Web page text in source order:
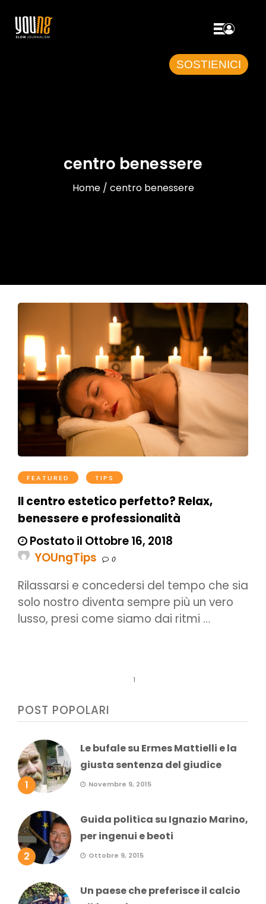
SOSTIENICI
centro benessere
Home / centro benessere
FEATURED TIPS
Il centro estetico perfetto? Relax,
benessere e professionalità
Postato il Ottobre 16, 2018
YOUngTips
0
Rilassarsi e concedersi del tempo che sia
solo nostro diventa sempre più un vero
lusso, presi come siamo dai ritmi …
1
POST POPOLARI
1
Le bufale su Ermes Mattielli e la
giusta sentenza del giudice
Novembre 9, 2015
2
Guida politica su Ignazio Marino,
per ingenui e beoti
Ottobre 9, 2015
Un paese che preferisce il calcio